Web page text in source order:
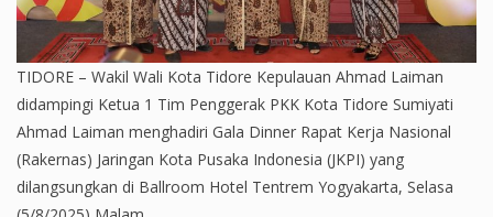
TIDORE – Wakil Wali Kota Tidore Kepulauan Ahmad Laiman
didampingi Ketua 1 Tim Penggerak PKK Kota Tidore Sumiyati
Ahmad Laiman menghadiri Gala Dinner Rapat Kerja Nasional
(Rakernas) Jaringan Kota Pusaka Indonesia (JKPI) yang
dilangsungkan di Ballroom Hotel Tentrem Yogyakarta, Selasa